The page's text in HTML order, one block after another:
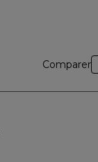
Comparer